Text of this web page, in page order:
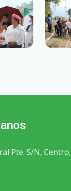
Pte. S/N, Centro,